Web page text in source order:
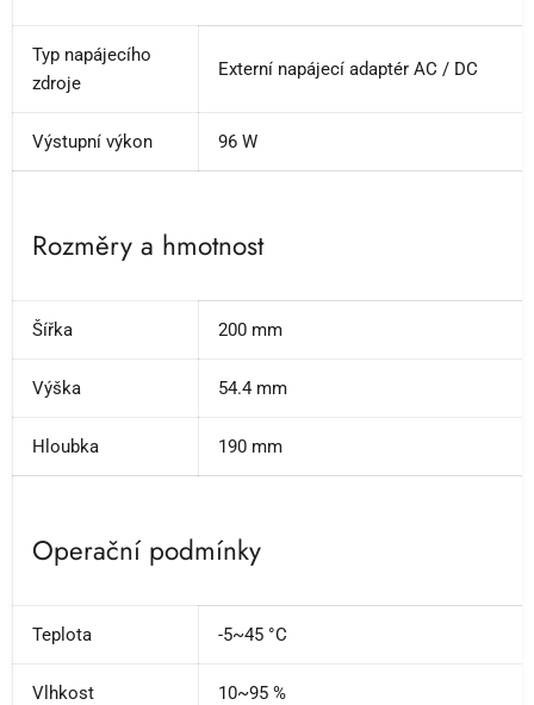
Typ napájecího
zdroje
Externí napájecí adaptér AC / DC
Výstupní výkon 96 W
Rozměry a hmotnost
Šířka 200 mm
Výška 54.4 mm
Hloubka 190 mm
Operační podmínky
Teplota -5~45 °C
Vlhkost 10~95 %